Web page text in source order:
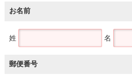
お名前
姓 名
郵便番号